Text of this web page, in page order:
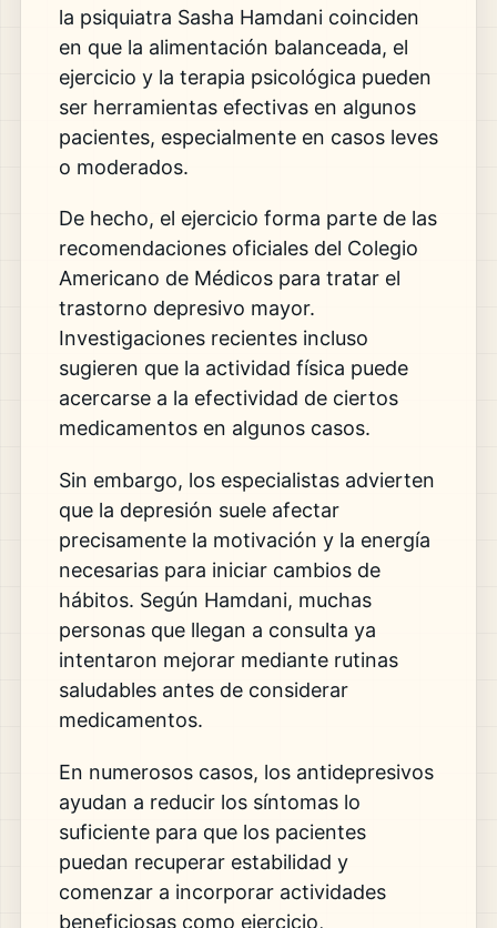
la psiquiatra Sasha Hamdani coinciden
en que la alimentación balanceada, el
ejercicio y la terapia psicológica pueden
ser herramientas efectivas en algunos
pacientes, especialmente en casos leves
o moderados.
De hecho, el ejercicio forma parte de las
recomendaciones oficiales del Colegio
Americano de Médicos para tratar el
trastorno depresivo mayor.
Investigaciones recientes incluso
sugieren que la actividad física puede
acercarse a la efectividad de ciertos
medicamentos en algunos casos.
Sin embargo, los especialistas advierten
que la depresión suele afectar
precisamente la motivación y la energía
necesarias para iniciar cambios de
hábitos. Según Hamdani, muchas
personas que llegan a consulta ya
intentaron mejorar mediante rutinas
saludables antes de considerar
medicamentos.
En numerosos casos, los antidepresivos
ayudan a reducir los síntomas lo
suficiente para que los pacientes
puedan recuperar estabilidad y
comenzar a incorporar actividades
beneficiosas como ejercicio,